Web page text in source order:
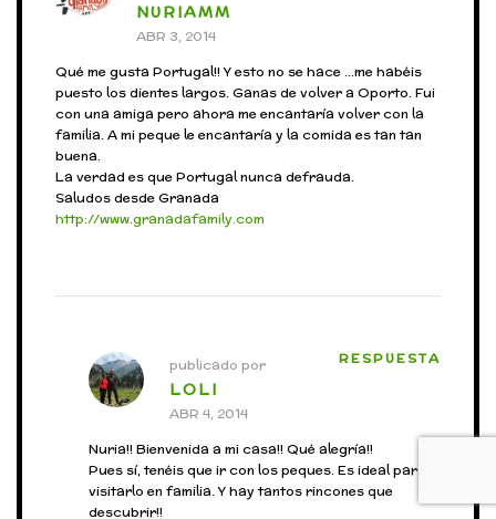
NURIAMM
ABR 3, 2014
Qué me gusta Portugal!! Y esto no se hace …me habéis
puesto los dientes largos. Ganas de volver a Oporto. Fui
con una amiga pero ahora me encantaría volver con la
familia. A mi peque le encantaría y la comida es tan tan
buena.
La verdad es que Portugal nunca defrauda.
Saludos desde Granada
http://www.granadafamily.com
publicado por
LOLI
ABR 4, 2014
RESPUESTA
Nuria!! Bienvenida a mi casa!! Qué alegría!!
Pues sí, tenéis que ir con los peques. Es ideal para
visitarlo en familia. Y hay tantos rincones que
descubrir!!